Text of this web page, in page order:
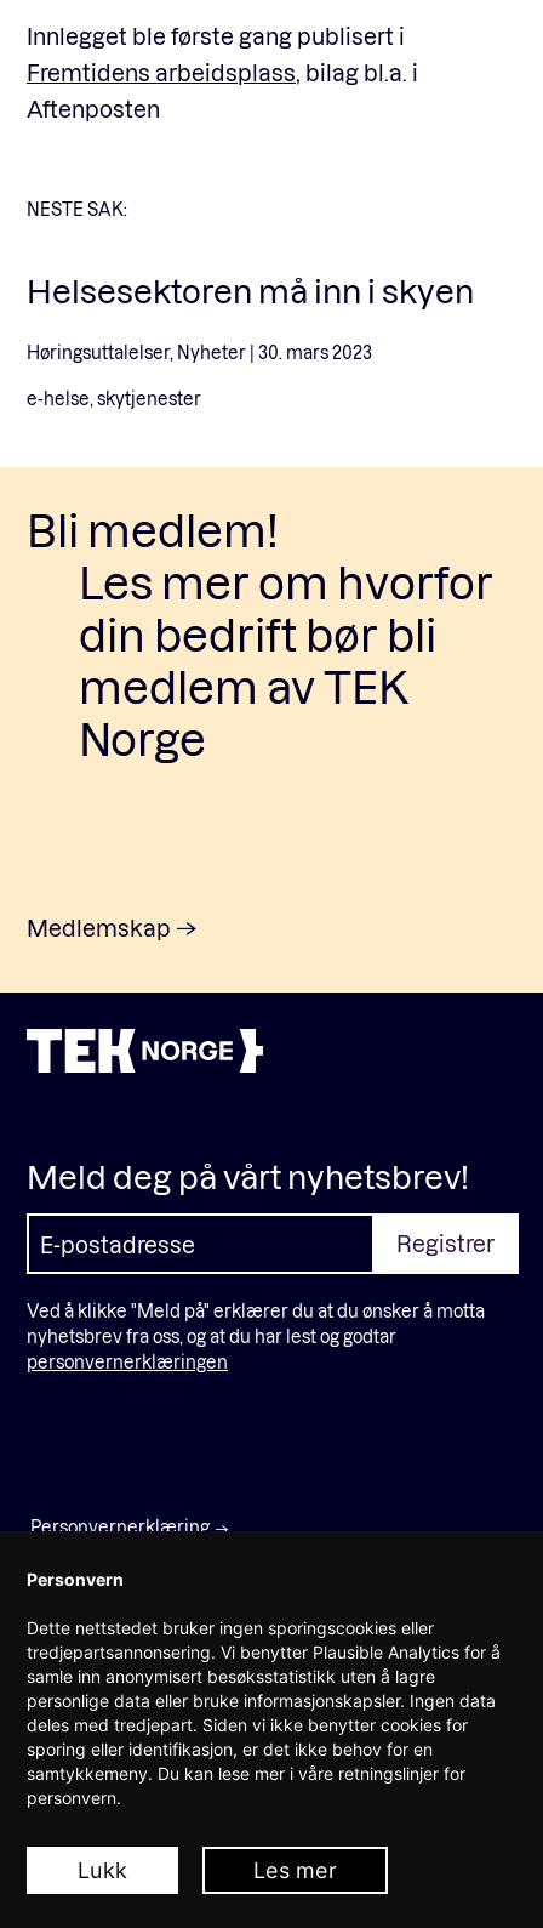
Innlegget ble første gang publisert i
Fremtidens arbeidsplass, bilag bl.a. i
Aftenposten
NESTE SAK:
Helsesektoren må inn i skyen
Høringsuttalelser, Nyheter | 30. mars 2023
e-helse, skytjenester
Bli medlem!
Les mer om hvorfor
din bedrift bør bli
medlem av TEK
Norge
Medlemskap
Prinsens gate 22
0157 Oslo
(+47) 960 08 142
post@teknorge.no
Ansvarlig webredaktør:
Meld deg på vårt nyhetsbrev!
Ved å klikke "Meld på" erklærer du at du ønsker å motta
nyhetsbrev fra oss, og at du har lest og godtar
personvernerklæringen
Personvernerklæring
Personvern
Dette nettstedet bruker ingen sporingscookies eller
tredjepartsannonsering. Vi benytter Plausible Analytics for å
samle inn anonymisert besøksstatistikk uten å lagre
personlige data eller bruke informasjonskapsler. Ingen data
deles med tredjepart. Siden vi ikke benytter cookies for
sporing eller identifikasjon, er det ikke behov for en
samtykkemeny. Du kan lese mer i våre retningslinjer for
personvern.
Lukk Les mer